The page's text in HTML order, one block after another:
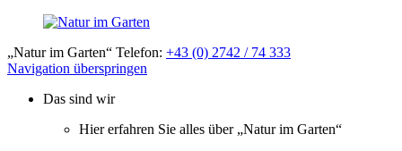
„Natur im Garten“ Telefon: +43 (0) 2742 / 74 333
Navigation überspringen
Das sind wir
Hier erfahren Sie alles über „Natur im Garten“